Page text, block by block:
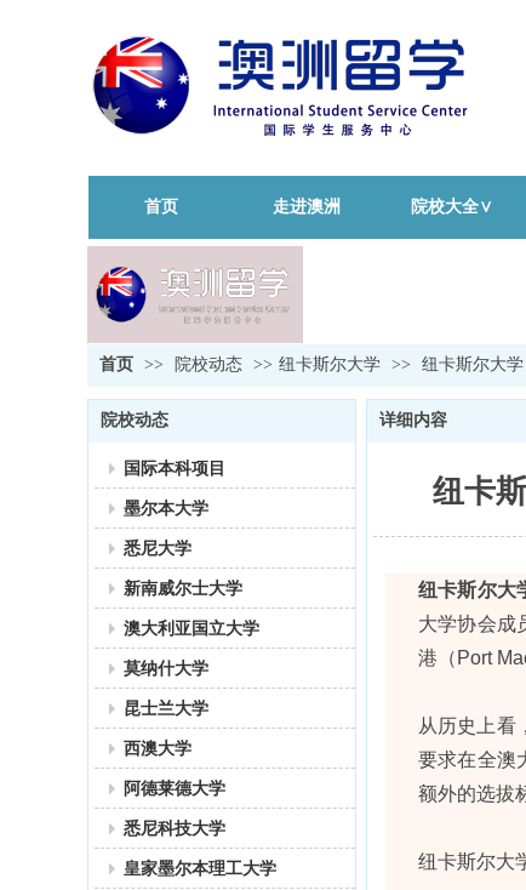
首页 走进澳洲 院校大全∨
首页 >> 院校动态 >> 纽卡斯尔大学 >> 纽卡斯尔大
院校动态
国际本科项目
墨尔本大学
悉尼大学
新南威尔士大学
澳大利亚国立大学
莫纳什大学
昆士兰大学
西澳大学
阿德莱德大学
悉尼科技大学
皇家墨尔本理工大学
详细内容
纽卡
纽卡斯尔大
大学协会成
港（Port
从历史上看
要求在全澳
额外的选拔
纽卡斯尔大